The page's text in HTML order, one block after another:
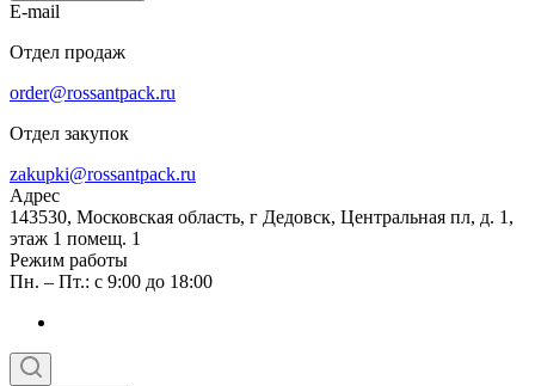
E-mail
Отдел продаж
order@rossantpack.ru
Отдел закупок
zakupki@rossantpack.ru
Адрес
143530, Московская область, г Дедовск, Центральная пл, д. 1,
этаж 1 помещ. 1
Режим работы
Пн. – Пт.: с 9:00 до 18:00